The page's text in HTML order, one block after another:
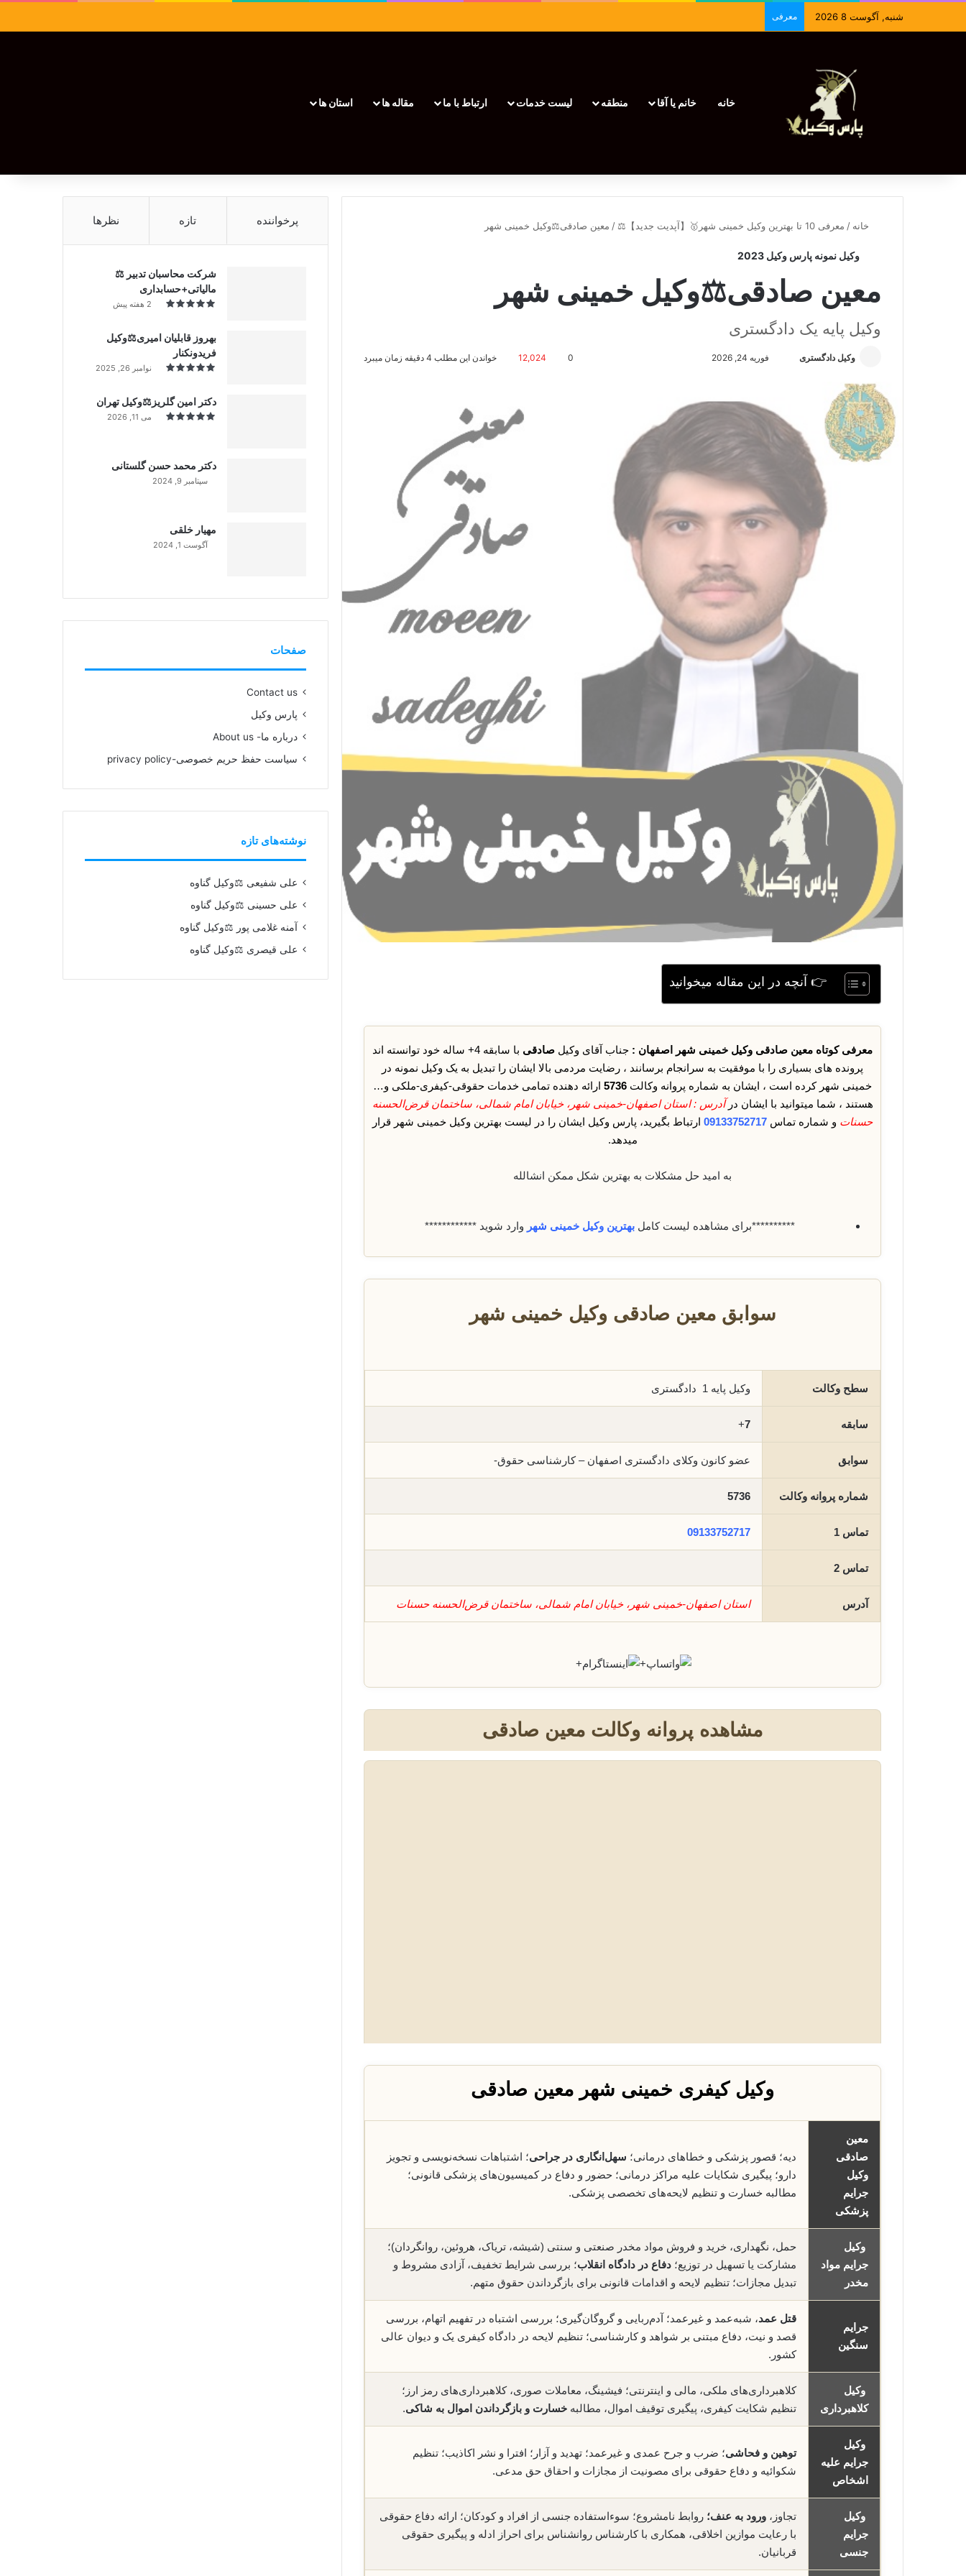
شنبه, آگوست 8 2026 معرفی
خانه خانم یا آقا منطقه لیست خدمات ارتباط با ما مقاله ها استان ها
خانه / معرفی 10 تا بهترین وکیل خمینی شهر🥇【آپدیت جدید】⚖️ / معین صادقی⚖️وکیل خمینی شهر
وکیل نمونه پارس وکیل 2023
معین صادقی⚖️وکیل خمینی شهر
وکیل پایه یک دادگستری
وکیل دادگستری
ل
ل
فوریه 24, 2026 0
12,024 خواندن این مطلب 4 دقیقه زمان میبرد
👉 آنچه در این مقاله میخوانید
معرفی کوتاه معین صادقی وکیل خمینی شهر اصفهان : جناب آقای وکیل صادقی
با سابقه 4+ ساله خود توانسته اند
پرونده های بسیاری را با موفقیت به سرانجام برسانند ، رضایت مردمی بالا ایشان را تبدیل به یک وکیل نمونه در
خمینی شهر کرده است ، ایشان به شماره پروانه وکالت 5736 ارائه دهنده تمامی خدمات حقوقی-کیفری-ملکی و…
هستند ، شما میتوانید با ایشان درآدرس : استان اصفهان-خمینی شهر، خیابان امام شمالی، ساختمان قرض‌الحسنه
حسنات و شماره تماس 09133752717 ارتباط بگیرید، پارس وکیل ایشان را در لیست بهترین وکیل خمینی شهر قرار
میدهد.
به امید حل مشکلات به بهترین شکل ممکن انشالله
**********برای مشاهده لیست کامل بهترین وکیل خمینی شهر وارد شوید ************
سوابق معین صادقی وکیل خمینی شهر
سطح وکالت وکیل پایه 1 دادگستری
سابقه 7
+
سوابق عضو کانون وکلای دادگستری اصفهان – کارشناسی حقوق-
شماره پروانه وکالت 5736
تماس 1 09133752717
تماس 2
آدرس استان اصفهان-خمینی شهر، خیابان امام شمالی، ساختمان قرض‌الحسنه حسنات
+
+
مشاهده پروانه وکالت معین صادقی
وکیل کیفری خمینی شهر معین صادقی
معین
صادقی
وکیل
جرایم
پزشکی
دیه؛ قصور پزشکی و خطاهای درمانی؛ سهل‌انگاری در جراحی؛ اشتباهات نسخه‌نویسی و تجویز
دارو؛ پیگیری شکایات علیه مراکز درمانی؛ حضور و دفاع در کمیسیون‌های پزشکی قانونی؛
مطالبه خسارت و تنظیم لایحه‌های تخصصی پزشکی.
وکیل
جرایم مواد
مخدر
حمل، نگهداری، خرید و فروش مواد مخدر صنعتی و سنتی (شیشه، تریاک، هروئین، روانگردان)؛
مشارکت یا تسهیل در توزیع؛ دفاع در دادگاه انقلاب؛ بررسی شرایط تخفیف، آزادی مشروط و
تبدیل مجازات؛ تنظیم لایحه و اقدامات قانونی برای بازگرداندن حقوق متهم.
جرایم
سنگین
قتل عمد، شبه‌عمد و غیرعمد؛ آدم‌ربایی و گروگان‌گیری؛ بررسی اشتباه در تفهیم اتهام، بررسی
قصد و نیت، دفاع مبتنی بر شواهد و کارشناسی؛ تنظیم لایحه در دادگاه کیفری یک و دیوان عالی
کشور.
وکیل
کلاهبرداری
کلاهبرداری‌های ملکی، مالی و اینترنتی؛ فیشینگ، معاملات صوری، کلاهبرداری‌های رمز ارز؛
تنظیم شکایت کیفری، پیگیری توقیف اموال، مطالبه خسارت و بازگرداندن اموال به شاکی.
وکیل
جرایم علیه
اشخاص
توهین و فحاشی؛ ضرب و جرح عمدی و غیرعمد؛ تهدید و آزار؛ افترا و نشر اکاذیب؛ تنظیم
شکوائیه و دفاع حقوقی برای مصونیت از مجازات و احقاق حق مدعی.
وکیل
جرایم
جنسی
تجاوز، ورود به عنف؛ روابط نامشروع؛ سوءاستفاده جنسی از افراد و کودکان؛ ارائه دفاع حقوقی
با رعایت موازین اخلاقی، همکاری با کارشناس روانشناس برای احراز ادله و پیگیری حقوقی
قربانیان.
پرخواننده تازه نظرها
شرکت محاسبان تدبیر ⚖️
مالیاتی+حسابداری
2 هفته پیش
بهروز قابلیان امیری⚖️وکیل
فریدونکنار
نوامبر 26, 2025
دکتر امین گلریز⚖️وکیل تهران
می 11, 2026
دکتر محمد حسن گلستانی
سپتامبر 9, 2024
مهیار خلقی
آگوست 1, 2024
صفحات
Contact us
پارس وکیل
درباره ما- About us
سیاست حفظ حریم خصوصی-privacy policy
نوشته‌های تازه
علی شفیعی ⚖️وکیل گناوه
علی حسینی ⚖️وکیل گناوه
آمنه غلامی پور ⚖️وکیل گناوه
علی قیصری ⚖️وکیل گناوه